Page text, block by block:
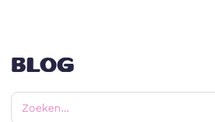
BLOG
Zoeken...